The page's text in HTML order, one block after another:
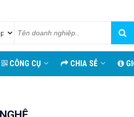
CÔNG CỤ CHIA SẺ